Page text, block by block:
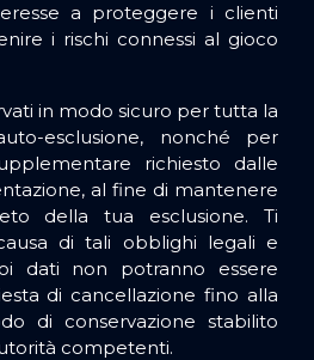
a proteggere i clienti
i rischi connessi al gioco
in modo sicuro per tutta la
esclusione, nonché per
richiesto dalle
al fine di mantenere
della tua esclusione. Ti
di tali obblighi legali e
dati non potranno essere
di cancellazione fino alla
di conservazione stabilito
competenti.